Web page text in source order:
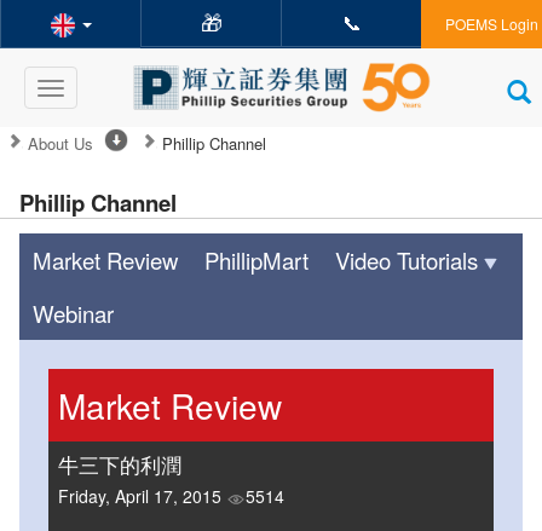
🎁 📞 POEMS Login
Toggle
navigation
About Us Phillip Channel
Phillip Channel
Market Review PhillipMart
Video Tutorials
Webinar
Market Review
牛三下的利潤
Friday, April 17, 2015 5514